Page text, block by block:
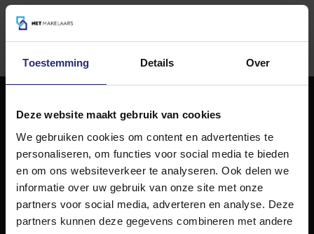
Toestemming Details Over
Deze website maakt gebruik van cookies
We gebruiken cookies om content en advertenties te
personaliseren, om functies voor social media te bieden
en om ons websiteverkeer te analyseren. Ook delen we
informatie over uw gebruik van onze site met onze
partners voor social media, adverteren en analyse. Deze
partners kunnen deze gegevens combineren met andere
023 303 54 44
NET Makelaars
NET Makelaars is een modern makelaarskantoor met
decennialange ervaring in het vak en diepgaande kennis
van de huizenmarkt in Haarlem en omstreken.
Volg ons op